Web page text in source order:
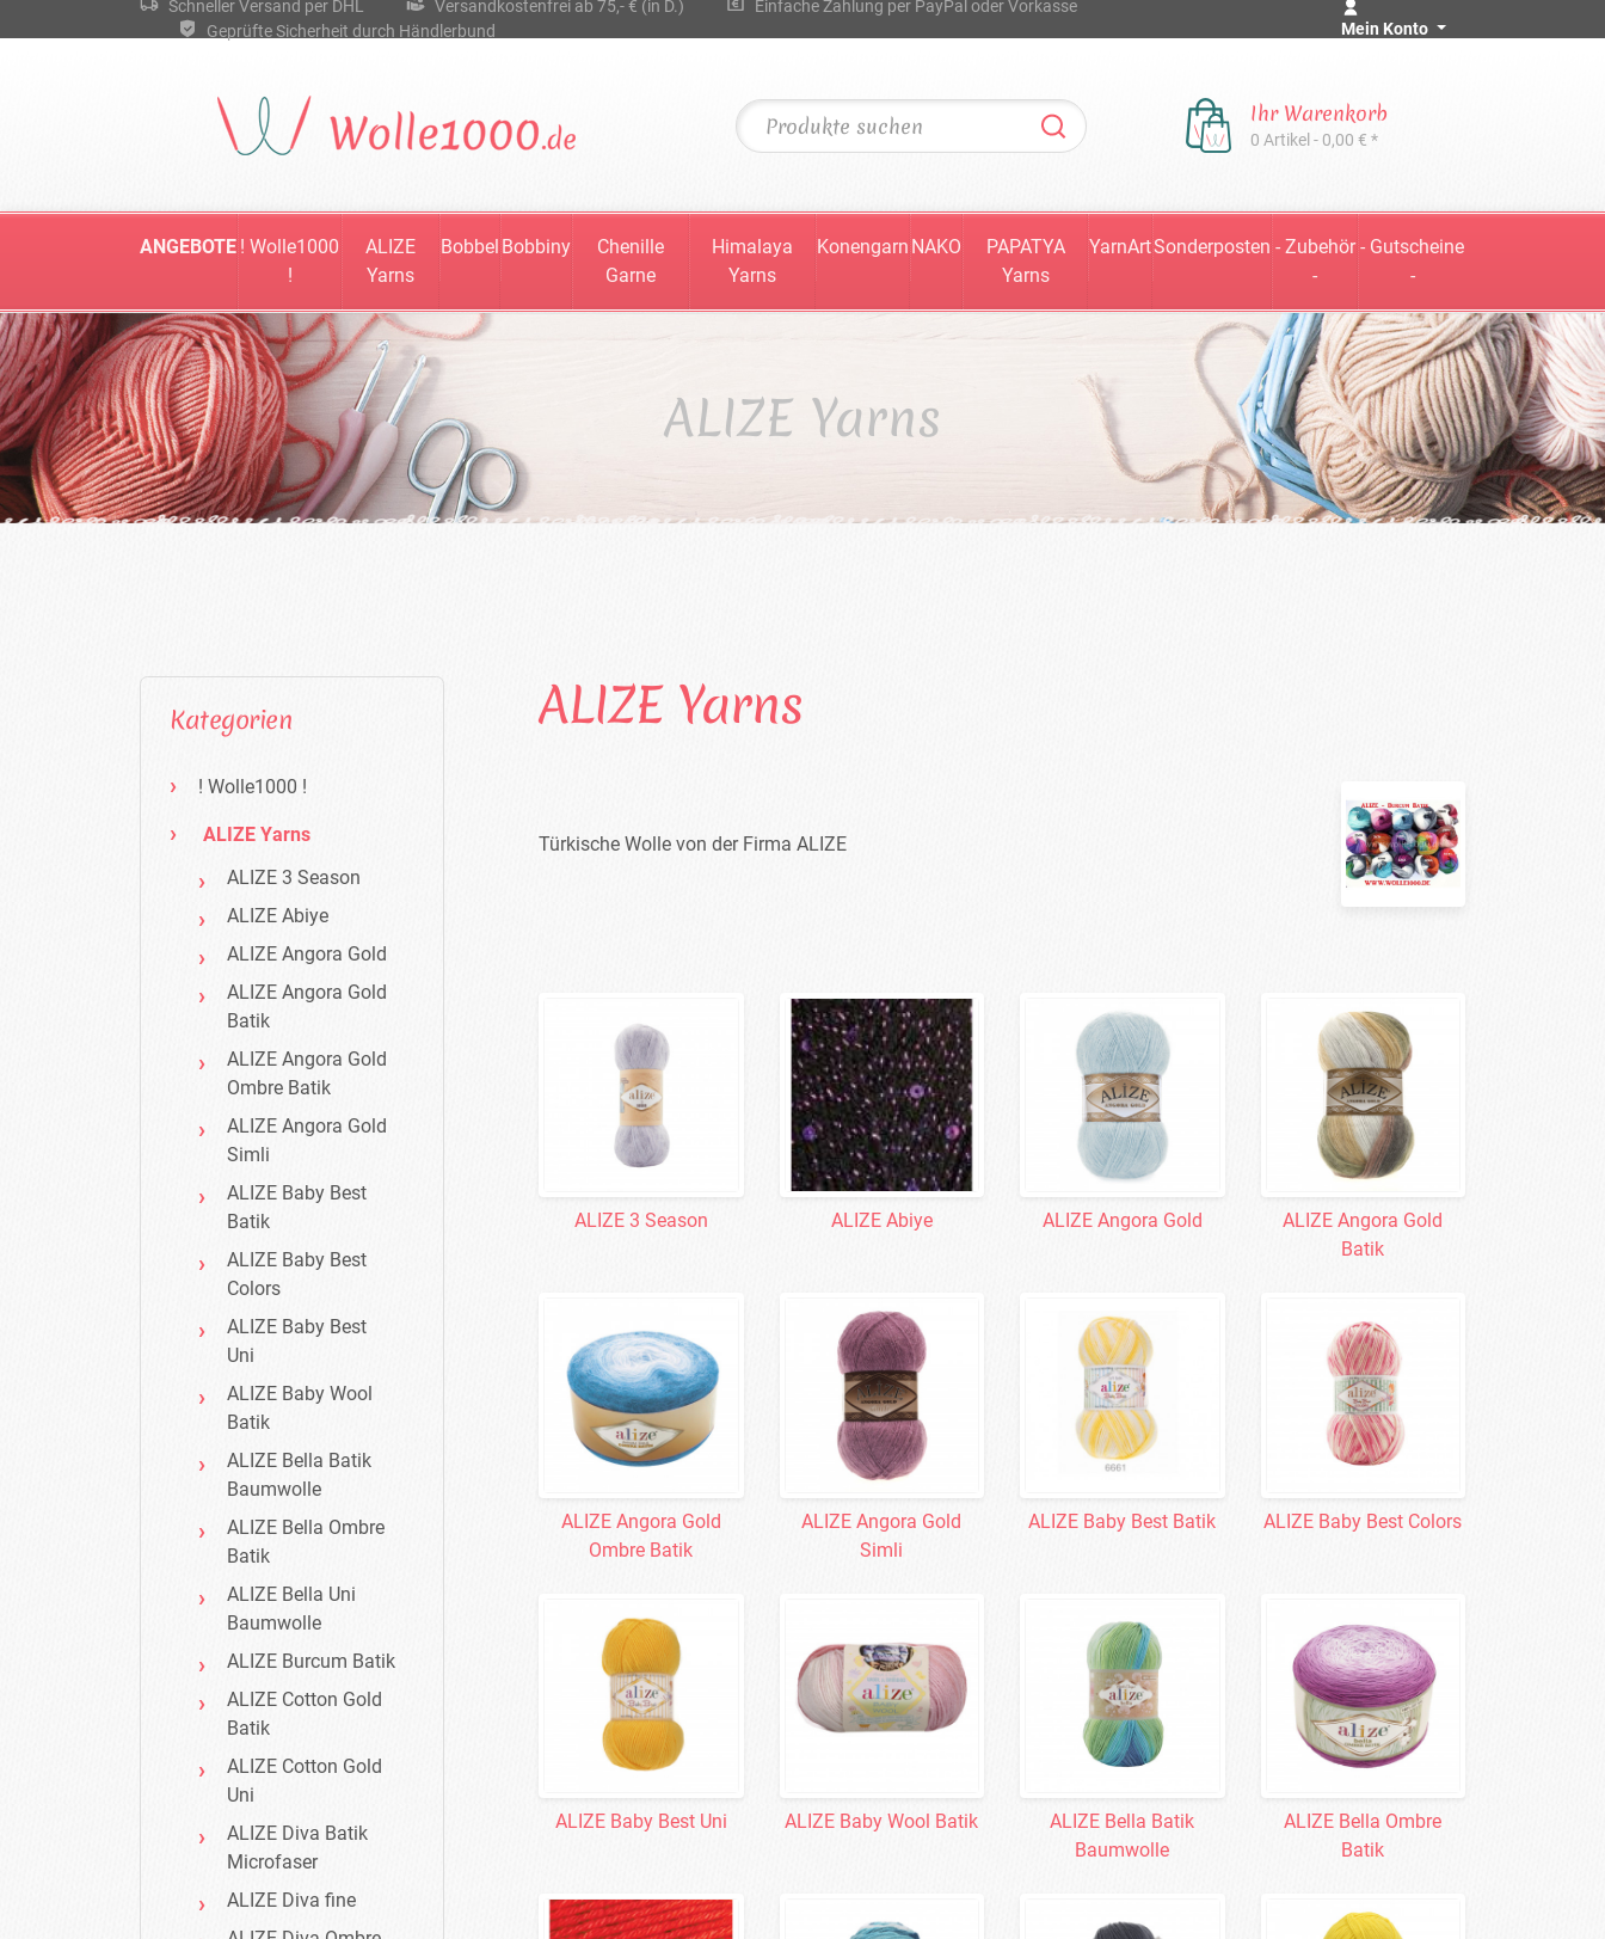
Schneller Versand per DHL Versandkostenfrei ab 75,- € (in D.)
Einfache Zahlung per PayPal oder Vorkasse
Geprüfte Sicherheit durch Händlerbund
Mein Konto
Ihr Warenkorb
0 Artikel - 0,00 € *
ANGEBOTE ! Wolle1000
!
ALIZE
Yarns
Bobbel Bobbiny
Chenille
Garne
Himalaya
Yarns
Konengarn NAKO
PAPATYA
Yarns
YarnArtSonderposten - Zubehör
-
- Gutscheine
-
ALIZE Yarns
ALIZE Yarns
Türkische Wolle von der Firma ALIZE
ALIZE 3 Season ALIZE Abiye ALIZE Angora Gold
ALIZE Angora Gold
Batik
ALIZE Angora Gold
Ombre Batik
ALIZE Angora Gold
Simli
ALIZE Baby Best Batik ALIZE Baby Best Colors
ALIZE Baby Best Uni ALIZE Baby Wool Batik
ALIZE Bella Batik
Baumwolle
ALIZE Bella Ombre
Batik
Kategorien
! Wolle1000 !
ALIZE Yarns
ALIZE 3 Season
ALIZE Abiye
ALIZE Angora Gold
ALIZE Angora Gold
Batik
ALIZE Angora Gold
Ombre Batik
ALIZE Angora Gold
Simli
ALIZE Baby Best
Batik
ALIZE Baby Best
Colors
ALIZE Baby Best
Uni
ALIZE Baby Wool
Batik
ALIZE Bella Batik
Baumwolle
ALIZE Bella Ombre
Batik
ALIZE Bella Uni
Baumwolle
ALIZE Burcum Batik
ALIZE Cotton Gold
Batik
ALIZE Cotton Gold
Uni
ALIZE Diva Batik
Microfaser
ALIZE Diva fine